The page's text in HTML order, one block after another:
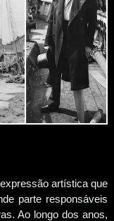
artística que
parte responsáveis
Ao longo dos anos,